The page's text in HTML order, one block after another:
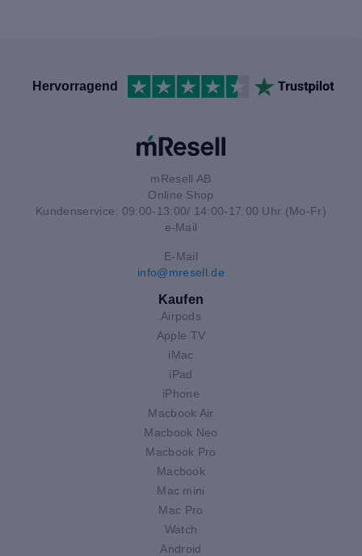
Hervorragend
mResell AB
Online Shop
Kundenservice: 09:00-13:00/ 14:00-17:00 Uhr (Mo-Fr)
e-Mail
E-Mail
info@mresell.de
Kaufen
Airpods
Apple TV
iMac
iPad
iPhone
Macbook Air
Macbook Neo
Macbook Pro
Macbook
Mac mini
Mac Pro
Watch
Android